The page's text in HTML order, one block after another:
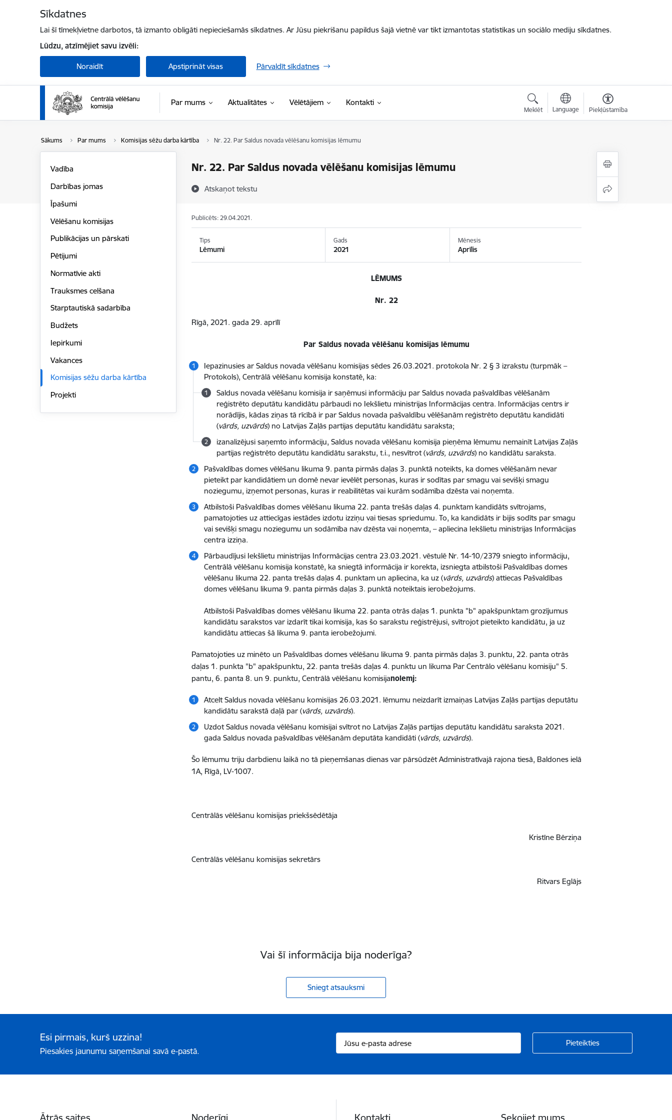
Sīkdatnes
Lai šī tīmekļvietne darbotos, tā izmanto obligāti nepieciešamās sīkdatnes. Ar Jūsu piekrišanu papildus šajā vietnē var tikt izmantotas statistikas un sociālo mediju sīkdatnes.
Lūdzu, atzīmējiet savu izvēli:
Noraidīt Apstiprināt visas Pārvaldīt sīkdatnes
Par mums Aktualitātes Vēlētājiem Kontakti
Meklēt Language Piekļūstamība
Sākums Par mums Komisijas sēžu darba kārtība Nr. 22. Par Saldus novada vēlēšanu komisijas lēmumu
Nr. 22. Par Saldus novada vēlēšanu komisijas lēmumu
Atskaņot tekstu
Vadība
Darbības jomas
Īpašumi
Vēlēšanu komisijas
Publikācijas un pārskati
Pētijumi
Normatīvie akti
Trauksmes celšana
Starptautiskā sadarbība
Budžets
Iepirkumi
Vakances
Komisijas sēžu darba kārtība
Projekti
Publicēts: 29.04.2021.
Tips
Lēmumi
Gads
2021
Mēnesis
Aprīlis
LĒMUMS
Nr. 22
Rīgā,2021. gada 29. aprīlī
Par Saldus novada vēlēšanu komisijas lēmumu
Iepazinusies ar Saldus novada vēlēšanu komisijas sēdes 26.03.2021. protokola Nr. 2 § 3 izrakstu (turpmāk –
Protokols), Centrālā vēlēšanu komisija konstatē, ka:
Saldus novada vēlēšanu komisija ir saņēmusi informāciju par Saldus novada pašvaldības vēlēšanām
reģistrēto deputātu kandidātu pārbaudi no Iekšlietu ministrijas Informācijas centra. Informācijas centrs ir
norādījis, kādas ziņas tā rīcībā ir par Saldus novada pašvaldību vēlēšanām reģistrēto deputātu kandidāti
(vārds, uzvārds) no Latvijas Zaļās partijas deputātu kandidātu saraksta;
izanalizējusi saņemto informāciju, Saldus novada vēlēšanu komisija pieņēma lēmumu nemainīt Latvijas Zaļās
partijas reģistrēto deputātu kandidātu sarakstu, t.i., nesvītrot (vārds, uzvārds) no kandidātu saraksta.
Pašvaldības domes vēlēšanu likuma 9. panta pirmās daļas 3. punktā noteikts, ka domes vēlēšanām nevar
pieteikt par kandidātiem un domē nevar ievēlēt personas, kuras ir sodītas par smagu vai sevišķi smagu
noziegumu, izņemot personas, kuras ir reabilitētas vai kurām sodāmība dzēsta vai noņemta.
Atbilstoši Pašvaldības domes vēlēšanu likuma 22. panta trešās daļas 4. punktam kandidāts svītrojams,
pamatojoties uz attiecīgas iestādes izdotu izziņu vai tiesas spriedumu. To, ka kandidāts ir bijis sodīts par smagu
vai sevišķi smagu noziegumu un sodāmība nav dzēsta vai noņemta, – apliecina Iekšlietu ministrijas Informācijas
centra izziņa.
Pārbaudījusi Iekšlietu ministrijas Informācijas centra 23.03.2021. vēstulē Nr. 14-10/2379 sniegto informāciju,
Centrālā vēlēšanu komisija konstatē, ka sniegtā informācija ir korekta, izsniegta atbilstoši Pašvaldības domes
vēlēšanu likuma 22. panta trešās daļas 4. punktam un apliecina, ka uz (vārds, uzvārds) attiecas Pašvaldības
domes vēlēšanu likuma 9. panta pirmās daļas 3. punktā noteiktais ierobežojums.
Atbilstoši Pašvaldības domes vēlēšanu likuma 22. panta otrās daļas 1. punkta "b" apakšpunktam grozījumus
kandidātu sarakstos var izdarīt tikai komisija, kas šo sarakstu reģistrējusi, svītrojot pieteikto kandidātu, ja uz
kandidātu attiecas šā likuma 9. panta ierobežojumi.
Pamatojoties uz minēto un Pašvaldības domes vēlēšanu likuma 9. panta pirmās daļas 3. punktu, 22. panta otrās
daļas 1. punkta "b" apakšpunktu, 22. panta trešās daļas 4. punktu un likuma Par Centrālo vēlēšanu komisiju" 5.
pantu, 6. panta 8. un 9. punktu, Centrālā vēlēšanu komisijanolemj:
Atcelt Saldus novada vēlēšanu komisijas 26.03.2021. lēmumu neizdarīt izmaiņas Latvijas Zaļās partijas deputātu
kandidātu sarakstā daļā par (vārds, uzvārds).
Uzdot Saldus novada vēlēšanu komisijai svītrot no Latvijas Zaļās partijas deputātu kandidātu saraksta 2021.
gada Saldus novada pašvaldības vēlēšanām deputāta kandidāti (vārds, uzvārds).
Šo lēmumu triju darbdienu laikā no tā pieņemšanas dienas var pārsūdzēt Administratīvajā rajona tiesā, Baldones ielā
1A, Rīgā, LV-1007.
Centrālās vēlēšanu komisijas priekšsēdētāja
Kristīne Bērziņa
Centrālās vēlēšanu komisijas sekretārs
Ritvars Eglājs
Vai šī informācija bija noderīga?
Sniegt atsauksmi
Esi pirmais, kurš uzzina!
Piesakies jaunumu saņemšanai savā e-pastā.
Ātrās saites Noderīgi Kontakti Sekojiet mums